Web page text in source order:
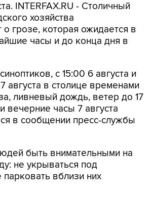
INTERFAX.RU - Столичный
хозяйства
грозе, которая ожидается в
часы и до конца дня в
с 15:00 6 августа и
августа в столице временами
ливневый дождь, ветер до 17
вечерние часы 7 августа
в сообщении пресс-службы
быть внимательными на
не укрываться под
вблизи них